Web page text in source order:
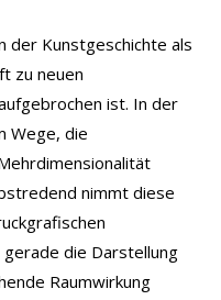
der Kunstgeschichte als
zu neuen
ist. In der
Wege, die
nimmt diese
gerade die Darstellung
Raumwirkung